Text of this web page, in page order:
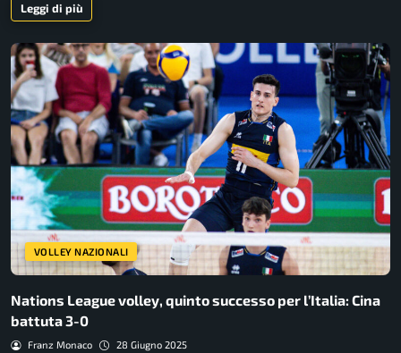
Leggi di più
VOLLEY NAZIONALI
Nations League volley, quinto successo per l’Italia: Cina
battuta 3-0
Franz Monaco 28 Giugno 2025